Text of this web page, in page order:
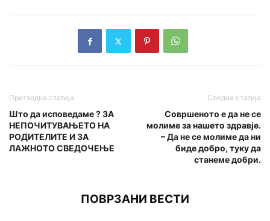
Претходна статија
Што да исповедаме ? ЗА
НЕПОЧИТУВАЊЕТО НА
РОДИТЕЛИТЕ И ЗА
ЛАЖНОТО СВЕДОЧЕЊЕ
Следна статија
Совршеното е да не се
молиме за нашето здравје.
– Да не се молиме да ни
биде добро, туку да
станеме добри.
ПОВРЗАНИ ВЕСТИ